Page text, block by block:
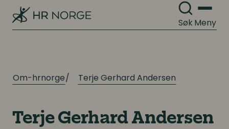
SøkMeny
Om-hrnorge Terje Gerhard Andersen
Terje Gerhard Andersen